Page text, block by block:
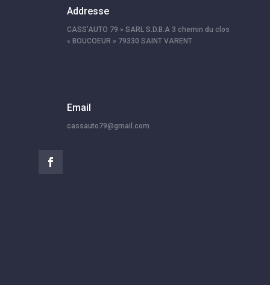
Addresse
CASS’AUTO 79 » SARL S.D.B.A 3 chemin du clos
« BOUCOEUR » 79330 SAINT VARENT
Email
cassauto79@gmail.com